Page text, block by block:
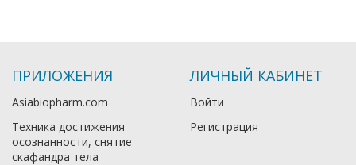
ПРИЛОЖЕНИЯ
Asiabiopharm.com
Техника достижения
осознанности, снятие
скафандра тела
ЛИЧНЫЙ КАБИНЕТ
Войти
Регистрация